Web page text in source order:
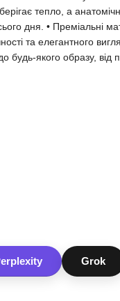
тепло, а
дня. • Преміальні
та елегантного
будь-якого образу, від
Grok